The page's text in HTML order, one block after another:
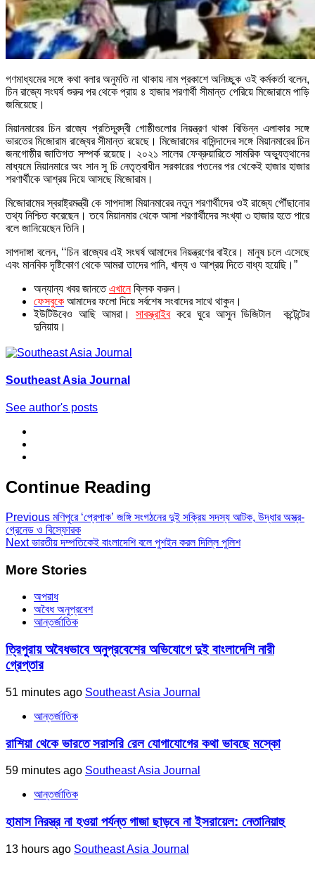
গণমাধ্যমের সঙ্গে কথা বলার অনুমতি না থাকায় নাম প্রকাশে অনিচ্ছুক ওই কর্মকর্তা বলেন,
চিন রাজ্যে সংঘর্ষ শুরুর পর থেকে প্রায় ৪ হাজার শরণার্থী সীমান্ত পেরিয়ে মিজোরামে পাড়ি
জমিয়েছে।
মিয়ানমারের চিন রাজ্যে প্রতিদ্বন্দ্বী গোষ্ঠীগুলোর নিয়ন্ত্রণ থাকা বিভিন্ন এলাকার সঙ্গে
ভারতের মিজোরাম রাজ্যের সীমান্ত রয়েছে। মিজোরামের বাসিন্দাদের সঙ্গে মিয়ানমারের চিন
জনগোষ্ঠীর জাতিগত সম্পর্ক রয়েছে। ২০২১ সালের ফেব্রুয়ারিতে সামরিক অভ্যুত্থানের
মাধ্যমে মিয়ানমারে অং সান সু চি নেতৃত্বাধীন সরকারের পতনের পর থেকেই হাজার হাজার
শরণার্থীকে আশ্রয় দিয়ে আসছে মিজোরাম।
মিজোরামের স্বরাষ্ট্রমন্ত্রী কে সাপদাঙ্গা মিয়ানমারের নতুন শরণার্থীদের ওই রাজ্যে পৌঁছানোর
তথ্য নিশ্চিত করেছেন। তবে মিয়ানমার থেকে আসা শরণার্থীদের সংখ্যা ৩ হাজার হতে পারে
বলে জানিয়েছেন তিনি।
সাপদাঙ্গা বলেন, ‘‘চিন রাজ্যের এই সংঘর্ষ আমাদের নিয়ন্ত্রণের বাইরে। মানুষ চলে এসেছে
এবং মানবিক দৃষ্টিকোণ থেকে আমরা তাদের পানি, খাদ্য ও আশ্রয় দিতে বাধ্য হয়েছি।”
অন্যান্য খবর জানতে এখানে ক্লিক করুন।
ফেসবুকে আমাদের ফলো দিয়ে সর্বশেষ সংবাদের সাথে থাকুন।
ইউটিউবেও আছি আমরা।
সাবস্ক্রাইব করে ঘুরে আসুন ডিজিটাল কন্টেন্টের
দুনিয়ায়।
Southeast Asia Journal
See author's posts
Continue Reading
Previous মণিপুরে ‘প্রেপাক’ জঙ্গি সংগঠনের দুই সক্রিয় সদস্য আটক, উদ্ধার অস্ত্র-
গ্রেনেড ও বিস্ফোরক
Nextভারতীয় দম্পতিকেই বাংলাদেশি বলে পুশইন করল দিল্লি পুলিশ
More Stories
অপরাধ
অবৈধ অনুপ্রবেশ
আন্তর্জাতিক
ত্রিপুরায় অবৈধভাবে অনুপ্রবেশের অভিযোগে দুই বাংলাদেশি নারী
গ্রেপ্তার
51 minutes ago Southeast Asia Journal
আন্তর্জাতিক
রাশিয়া থেকে ভারতে সরাসরি রেল যোগাযোগের কথা ভাবছে মস্কো
59 minutes ago Southeast Asia Journal
আন্তর্জাতিক
হামাস নিরস্ত্র না হওয়া পর্যন্ত গাজা ছাড়বে না ইসরায়েল: নেতানিয়াহু
13 hours ago Southeast Asia Journal